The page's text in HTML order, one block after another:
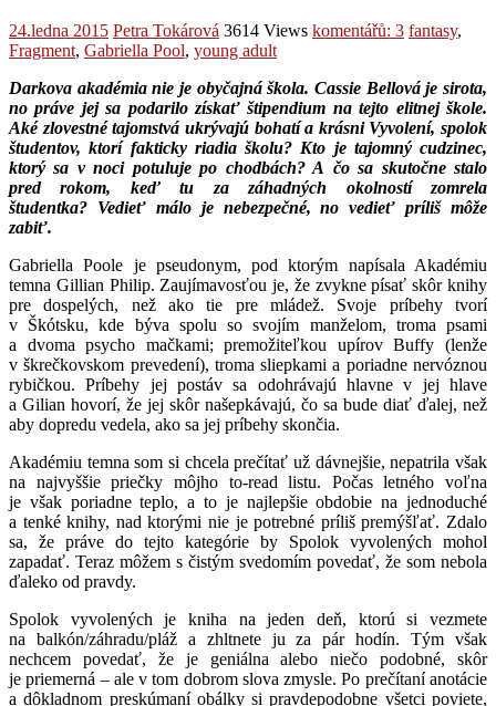
24.ledna 2015 Petra Tokárová 3614 Views komentářů: 3 fantasy,
Fragment, Gabriella Pool, young adult
Darkova akadémia nie je obyčajná škola. Cassie Bellová je sirota,
no práve jej sa podarilo získať štipendium na tejto elitnej škole.
Aké zlovestné tajomstvá ukrývajú bohatí a krásni Vyvolení, spolok
študentov, ktorí fakticky riadia školu? Kto je tajomný cudzinec,
ktorý sa v noci potuluje po chodbách? A čo sa skutočne stalo
pred rokom, keď tu za záhadných okolností zomrela
študentka? Vedieť málo je nebezpečné, no vedieť príliš môže
zabiť.
Gabriella Poole je pseudonym, pod ktorým napísala Akadémiu
temna Gillian Philip. Zaujímavosťou je, že zvykne písať skôr knihy
pre dospelých, než ako tie pre mládež. Svoje príbehy tvorí
v Škótsku, kde býva spolu so svojím manželom, troma psami
a dvoma psycho mačkami; premožiteľkou upírov Buffy (lenže
v škrečkovskom prevedení), troma sliepkami a poriadne nervóznou
rybičkou. Príbehy jej postáv sa odohrávajú hlavne v jej hlave
a Gilian hovorí, že jej skôr našepkávajú, čo sa bude diať ďalej, než
aby dopredu vedela, ako sa jej príbehy skončia.
Akadémiu temna som si chcela prečítať už dávnejšie, nepatrila však
na najvyššie priečky môjho to-read listu. Počas letného voľna
je však poriadne teplo, a to je najlepšie obdobie na jednoduché
a tenké knihy, nad ktorými nie je potrebné príliš premýšľať. Zdalo
sa, že práve do tejto kategórie by Spolok vyvolených mohol
zapadať. Teraz môžem s čistým svedomím povedať, že som nebola
ďaleko od pravdy.
Spolok vyvolených je kniha na jeden deň, ktorú si vezmete
na balkón/záhradu/pláž a zhltnete ju za pár hodín. Tým však
nechcem povedať, že je geniálna alebo niečo podobné, skôr
je priemerná – ale v tom dobrom slova zmysle. Po prečítaní anotácie
a dôkladnom preskúmaní obálky si pravdepodobne všetci poviete,